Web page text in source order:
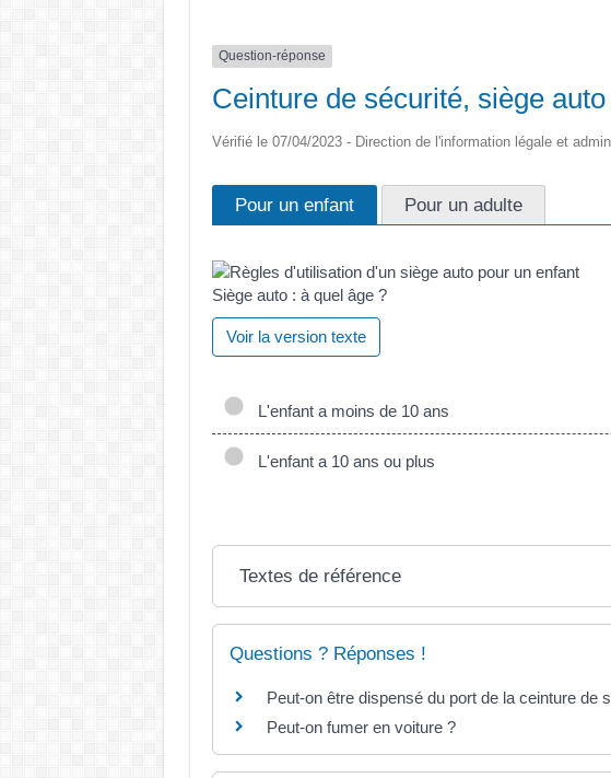
Question-réponse
Ceinture de sécurité, siège
Vérifié le 07/04/2023 - Direction de l'information légale et
Pour un enfant Pour un adulte
Siège auto : à quel âge ?
Voir la version texte
L'enfant a moins de 10 ans
L'enfant a 10 ans ou plus
Textes de référence
Questions ? Réponses !
Peut-on être dispensé du port de la ceinture de
Peut-on fumer en voiture ?